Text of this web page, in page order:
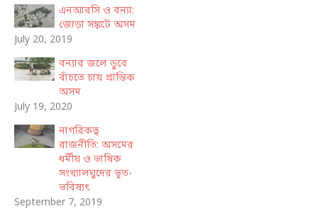
এনআরসি ও বন্যা:
জোড়া সঙ্কটে অসম
July 20, 2019
বন্যার জলে ডুবে
বাঁচতে চায় প্রান্তিক
অসম
July 19, 2020
নাগরিকত্ব
রাজনীতি: অসমের
ধর্মীয় ও ভাষিক
সংখ্যালঘুদের ভূত-
ভবিষ্যৎ
September 7, 2019